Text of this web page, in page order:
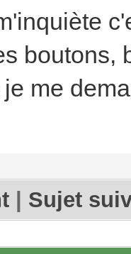
boutons,
me
Sujet